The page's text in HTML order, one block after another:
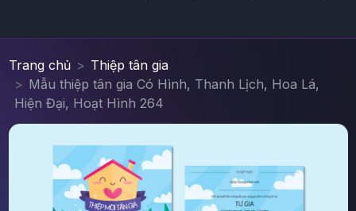
Trang chủ
Thiệp tân gia
Mẫu thiệp tân gia Có Hình, Thanh Lịch, Hoa Lá,
Hiện Đại, Hoạt Hình 264